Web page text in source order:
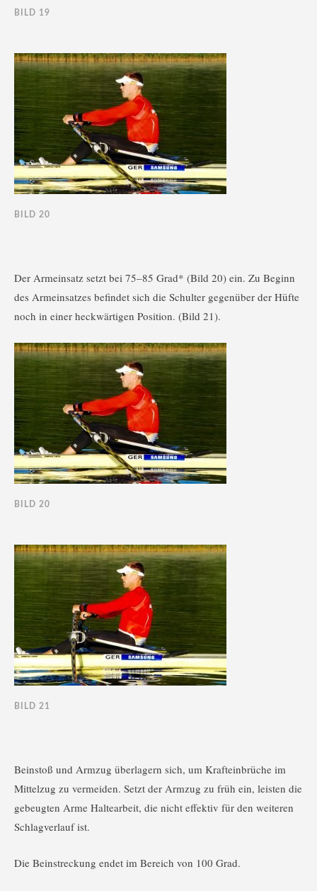
BILD 19
BILD 20
Der Armeinsatz setzt bei 75–85 Grad* (Bild 20) ein. Zu Beginn
des Armeinsatzes befindet sich die Schulter gegenüber der Hüfte
noch in einer heckwärtigen Position. (Bild 21).
BILD 20
BILD 21
Beinstoß und Armzug überlagern sich, um Krafteinbrüche im
Mittelzug zu vermeiden. Setzt der Armzug zu früh ein, leisten die
gebeugten Arme Haltearbeit, die nicht effektiv für den weiteren
Schlagverlauf ist.
Die Beinstreckung endet im Bereich von 100 Grad.